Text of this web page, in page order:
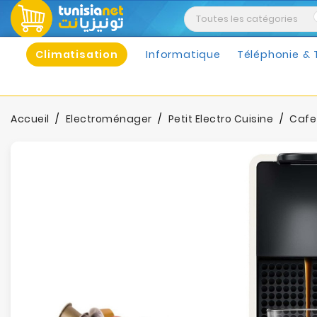
Climatisation Informatique Téléphonie &
Accueil Electroménager Petit Electro Cuisine